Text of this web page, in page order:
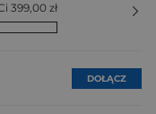
399,00 zł
DOŁĄCZ